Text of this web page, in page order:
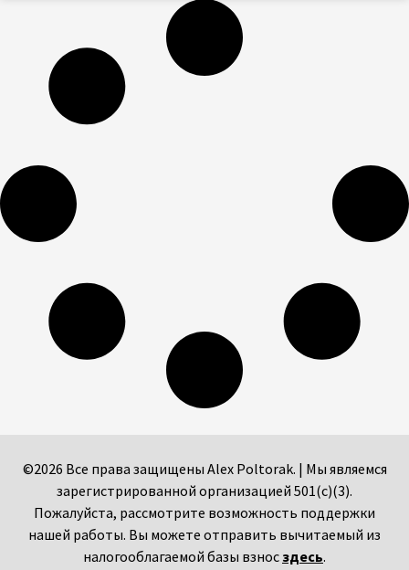
©2026 Все права защищены Alex Poltorak. | Мы являемся
зарегистрированной организацией 501(c)(3).
Пожалуйста, рассмотрите возможность поддержки
нашей работы. Вы можете отправить вычитаемый из
налогооблагаемой базы взнос здесь.